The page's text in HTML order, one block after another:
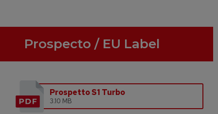
Prospecto / EU Label
Prospetto S1 Turbo
3.10 MB